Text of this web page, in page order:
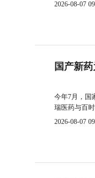
2026-08-07
国产新
今年7月，国
瑞医药与百
2026-08-07